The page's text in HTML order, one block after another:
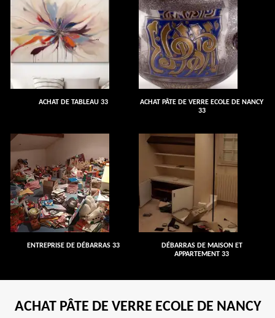
ACHAT DE TABLEAU 33
ACHAT PÂTE DE VERRE ECOLE DE NANCY
33
ENTREPRISE DE DÉBARRAS 33
DÉBARRAS DE MAISON ET
APPARTEMENT 33
ACHAT PÂTE DE VERRE ECOLE DE NANCY